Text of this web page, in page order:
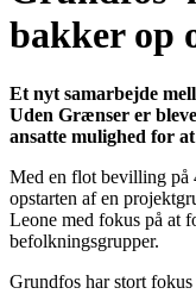
bakker op
Et nyt samarbejde
Uden Grænser er
ansatte mulighed for
Med en flot bevilling på
opstarten af en
Leone med fokus på at
befolkningsgrupper.
Grundfos har stort